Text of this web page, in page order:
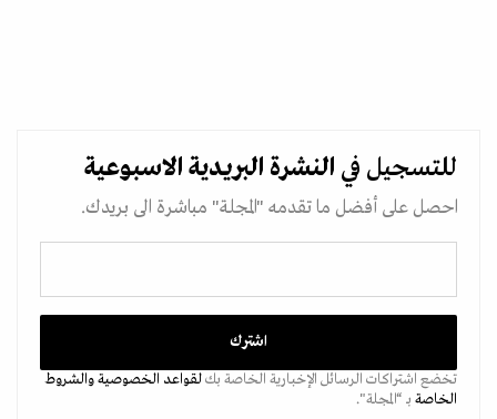
للتسجيل في النشرة البريدية الاسبوعية
احصل على أفضل ما تقدمه "المجلة" مباشرة الى بريدك.
تخضع اشتراكات الرسائل الإخبارية الخاصة بكلقواعد الخصوصيةوالشروط
الخاصة بـ “المجلة".